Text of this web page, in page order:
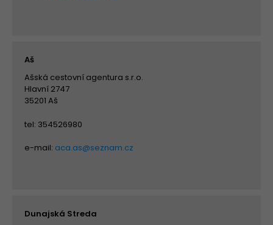
Aš
Ašská cestovní agentura s.r.o.
Hlavní 2747
35201 Aš
tel: 354526980
e-mail: aca.as@seznam.cz
Dunajská Streda